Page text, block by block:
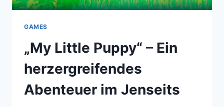
GAMES
„My Little Puppy“ – Ein
herzergreifendes
Abenteuer im Jenseits